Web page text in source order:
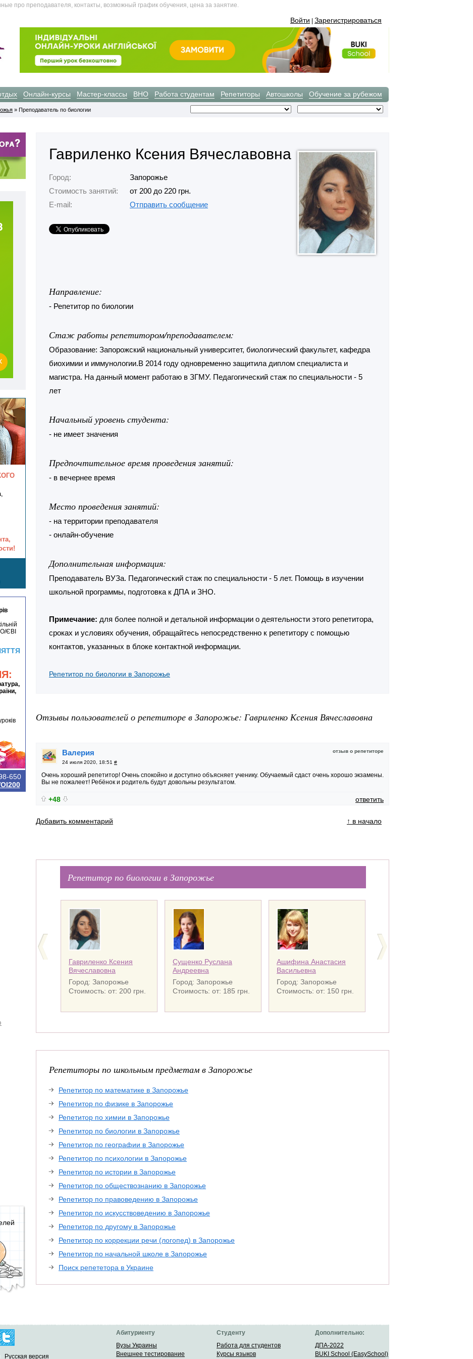
про преподавателя, контакты, возможный график обучения, цена за занятие.
Войти Зарегистрироваться
Онлайн-курсы Мастер-классы ВНО Работа студентам Репетиторы Автошколы Обучение за рубежом
» Преподаватель по биологии
Гавриленко Ксения Вячеславовна
Город:
Запорожье
Стоимость занятий:
от 200 до 220 грн.
E-mail:
Отправить сообщение
Направление:
- Репетитор по биологии
Стаж работы репетитором/преподавателем:
Образование: Запорожский национальный университет, биологический факультет, кафедра
биохимии и иммунологии.В 2014 году одновременно защитила диплом специалиста и
магистра. На данный момент работаю в ЗГМУ. Педагогический стаж по специальности - 5
лет
Начальный уровень студента:
- не имеет значения
Предпочтительное время проведения занятий:
- в вечернее время
Место проведения занятий:
- на территории преподавателя
- онлайн-обучение
Дополнительная информация:
Преподаватель ВУЗа. Педагогический стаж по специальности - 5 лет. Помощь в изучении
школьной программы, подготовка к ДПА и ЗНО.
Примечание: для более полной и детальной информации о деятельности этого репетитора,
сроках и условиях обучения, обращайтесь непосредственно к репетитору с помощью
контактов, указанных в блоке контактной информации.
Репетитор по биологии в Запорожье
Отзывы пользователей о репетиторе в Запорожье: Гавриленко Ксения Вячеславовна
отзыв о репетиторе
Валерия
24 июля 2020, 18:51 #
Очень хороший репетитор! Очень спокойно и доступно объясняет ученику. Обучаемый сдаст очень хорошо экзамены.
Вы не пожалеет! Ребёнок и родитель будут довольны результатом.
+48 ответить
Добавить комментарий ↑ в начало
Репетитор по биологии в Запорожье
Гавриленко Ксения
Вячеславовна
Город: Запорожье
Стоимость: от: 200 грн.
Сущенко Руслана
Андреевна
Город: Запорожье
Стоимость: от: 185 грн.
Ашифина Анастасия
Васильевна
Город: Запорожье
Стоимость: от: 150 грн.
Репетиторы по школьным предметам в Запорожье
Репетитор по математике в Запорожье
Репетитор по физике в Запорожье
Репетитор по химии в Запорожье
Репетитор по биологии в Запорожье
Репетитор по географии в Запорожье
Репетитор по психологии в Запорожье
Репетитор по истории в Запорожье
Репетитор по обществознанию в Запорожье
Репетитор по правоведению в Запорожье
Репетитор по искусствоведению в Запорожье
Репетитор по другому в Запорожье
Репетитор по коррекции речи (логопед) в Запорожье
Репетитор по начальной школе в Запорожье
Поиск репететора в Украине
ЄВІ
650
Русская версия
Абитуриенту
Вузы Украины
Внешнее тестирование
Студенту
Работа для студентов
Курсы языков
Дополнительно:
ДПА-2022
BUKI School (EasySchool)